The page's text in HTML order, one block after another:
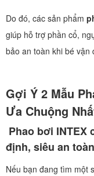
Do đó, các sản phẩm
giúp hỗ trợ phần cổ,
bảo an toàn khi bé vận
Gợi Ý 2 Mẫu
Ưa Chuộng
Phao bơi INTEX
định, siêu an toàn
Nếu bạn đang tìm một